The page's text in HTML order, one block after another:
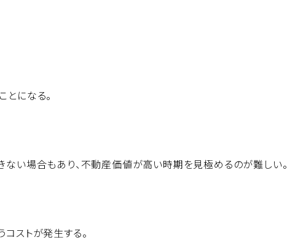
になる。
い場合もあり、不動産価値が高い時期を見極めるのが難しい。
ストが発生する。